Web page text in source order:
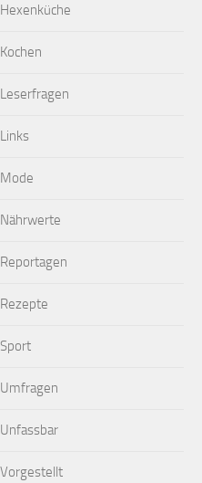
Hexenküche
Kochen
Leserfragen
Links
Mode
Nährwerte
Reportagen
Rezepte
Sport
Umfragen
Unfassbar
Vorgestellt